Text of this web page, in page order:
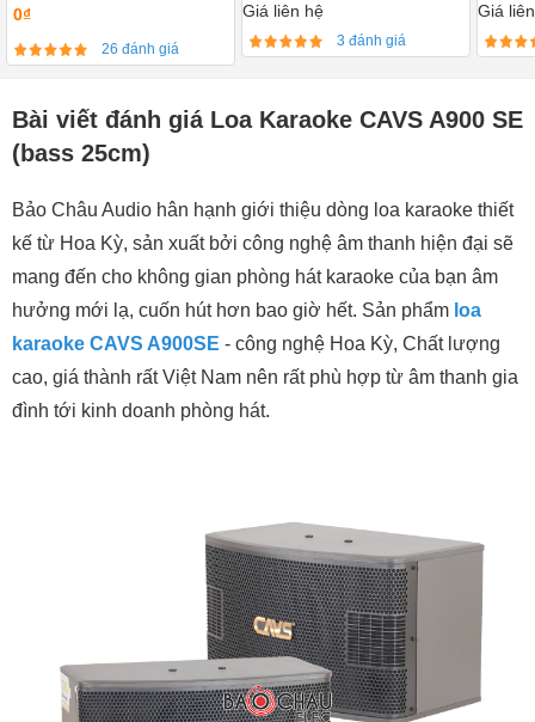
0₫
26 đánh giá
Giá liên hệ
3 đánh giá
Giá
Bài viết đánh giá Loa Karaoke CAVS A900 SE
(bass 25cm)
Bảo Châu Audio hân hạnh giới thiệu dòng loa karaoke thiết
kế từ Hoa Kỳ, sản xuất bởi công nghệ âm thanh hiện đại sẽ
mang đến cho không gian phòng hát karaoke của bạn âm
hưởng mới lạ, cuốn hút hơn bao giờ hết. Sản phẩm loa
karaoke CAVS A900SE - công nghệ Hoa Kỳ, Chất lượng
cao, giá thành rất Việt Nam nên rất phù hợp từ âm thanh gia
đình tới kinh doanh phòng hát.